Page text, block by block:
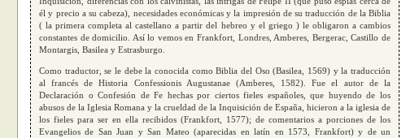
él y precio a su cabeza), necesidades económicas y la impresión de su traducción de la Biblia
( la primera completa al castellano a partir del hebreo y el griego ) le obligaron a cambios
constantes de domicilio. Así lo vemos en Frankfort, Londres, Amberes, Bergerac, Castillo de
Montargis, Basilea y Estrasburgo.
Como traductor, se le debe la conocida como Biblia del Oso (Basilea, 1569) y la traducción
al francés de Historia Confessionis Augustanae (Amberes, 1582). Fue el autor de la
Declaración o Confesión de Fe hechas por ciertos fieles españoles, que huyendo de los
abusos de la Iglesia Romana y la crueldad de la Inquisición de España, hicieron a la iglesia de
los fieles para ser en ella recibidos (Frankfort, 1577); de comentarios a porciones de los
Evangelios de San Juan y San Mateo (aparecidas en latín en 1573, Frankfort) y de un